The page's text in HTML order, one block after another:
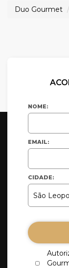
Duo Gourmet
NOME:
EMAIL:
CIDADE: